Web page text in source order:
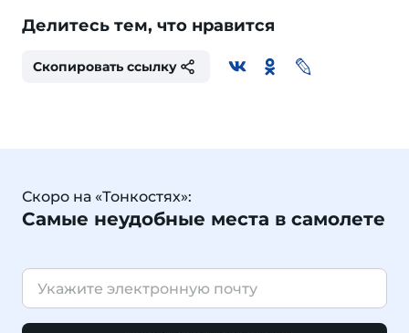
Делитесь тем, что нравится
Скопировать ссылку
Скоро на «Тонкостях»:
Самые неудобные места в самолете